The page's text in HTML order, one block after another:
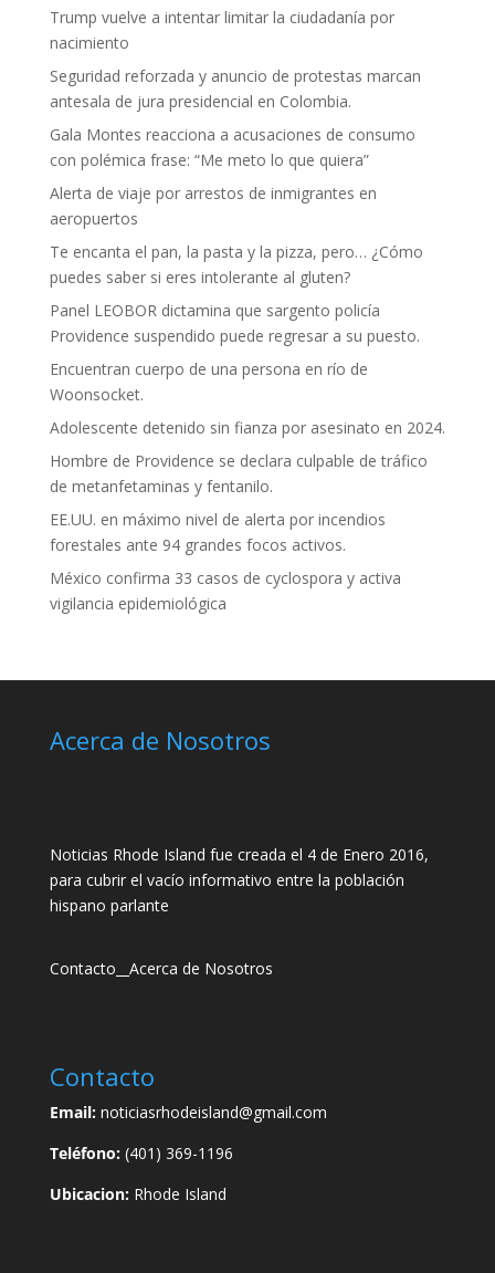
Trump vuelve a intentar limitar la ciudadanía por
nacimiento
Seguridad reforzada y anuncio de protestas marcan
antesala de jura presidencial en Colombia.
Gala Montes reacciona a acusaciones de consumo
con polémica frase: “Me meto lo que quiera”
Alerta de viaje por arrestos de inmigrantes en
aeropuertos
Te encanta el pan, la pasta y la pizza, pero… ¿Cómo
puedes saber si eres intolerante al gluten?
Panel LEOBOR dictamina que sargento policía
Providence suspendido puede regresar a su puesto.
Encuentran cuerpo de una persona en río de
Woonsocket.
Adolescente detenido sin fianza por asesinato en 2024.
Hombre de Providence se declara culpable de tráfico
de metanfetaminas y fentanilo.
EE.UU. en máximo nivel de alerta por incendios
forestales ante 94 grandes focos activos.
México confirma 33 casos de cyclospora y activa
vigilancia epidemiológica
Acerca de Nosotros
Noticias Rhode Island fue creada el 4 de Enero 2016,
para cubrir el vacío informativo entre la población
hispano parlante
Contacto Acerca de Nosotros
Contacto
Email:noticiasrhodeisland@gmail.com
Teléfono:(401) 369-1196
Ubicacion:Rhode Island